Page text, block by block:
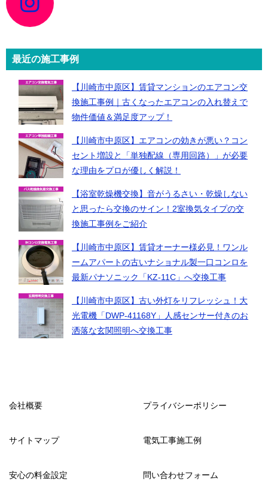
ン
リ
最近の施工事例
【川崎市中原区】賃貸マンションのエアコン交
換施工事例｜古くなったエアコンの入れ替えで
物件価値＆満足度アップ！
【川崎市中原区】エアコンの効きが悪い？コン
セント増設と「単独配線（専用回路）」が必要
な理由をプロが優しく解説！
【浴室乾燥機交換】音がうるさい・乾燥しない
と思ったら交換のサイン！2室換気タイプの交
換施工事例をご紹介
【川崎市中原区】賃貸オーナー様必見！ワンル
ームアパートの古いナショナル製一口コンロを
最新パナソニック「KZ-11C」へ交換工事
【川崎市中原区】古い外灯をリフレッシュ！大
光電機「DWP-41168Y」人感センサー付きのお
洒落な玄関照明へ交換工事
会社概要 プライバシーポリシー
サイトマップ 電気工事施工例
安心の料金設定 問い合わせフォーム